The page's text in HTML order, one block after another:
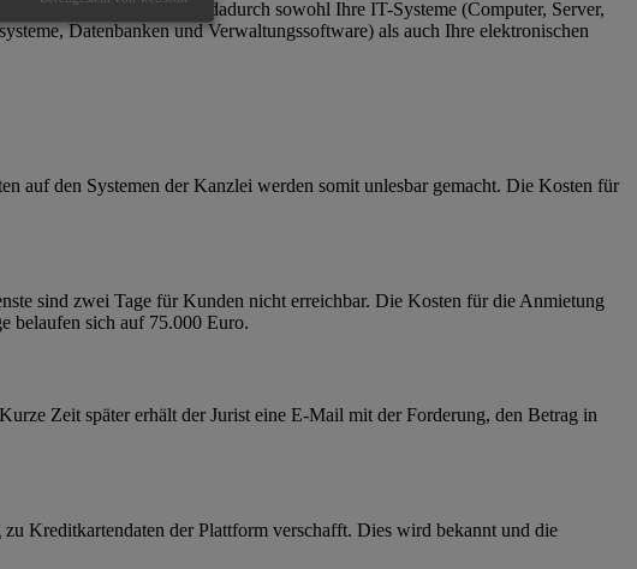
Gefährdet werden dadurch sowohl Ihre IT-Systeme (Computer, Server,
Datenbanken und Verwaltungssoftware) als auch Ihre elektronischen
auf den Systemen der Kanzlei werden somit unlesbar gemacht. Die Kosten für
sind zwei Tage für Kunden nicht erreichbar. Die Kosten für die Anmietung
belaufen sich auf 75.000 Euro.
Zeit später erhält der Jurist eine E-Mail mit der Forderung, den Betrag in
Kreditkartendaten der Plattform verschafft. Dies wird bekannt und die